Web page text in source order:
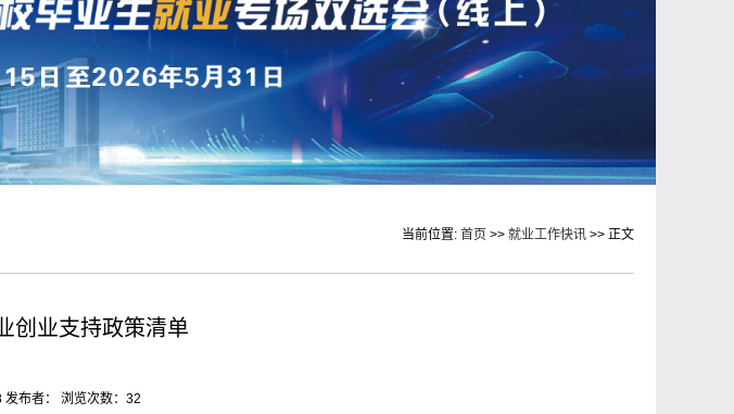
当前位置: 首页 >> 就业工作快讯 >> 正文
创业支持政策清单
布者： 浏览次数： 32